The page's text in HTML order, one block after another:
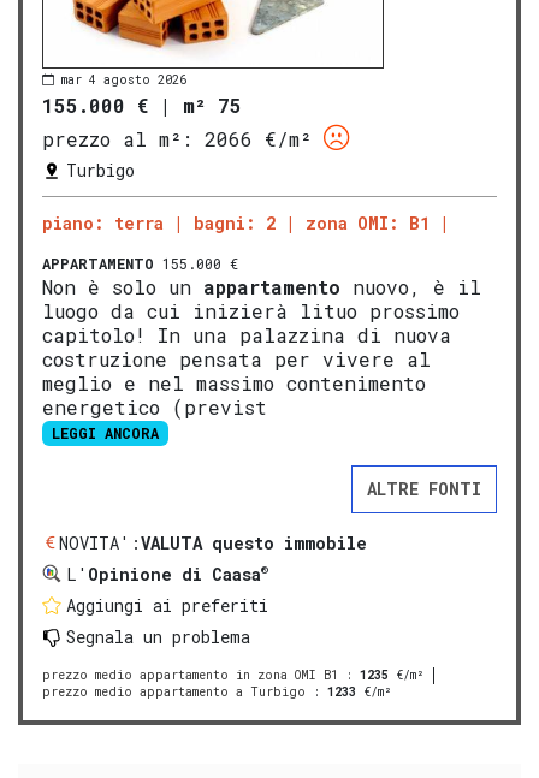
mar 4 agosto 2026
155.000 € | m² 75
prezzo al m²:
2066 €/m²
Turbigo
piano: terra bagni: 2 zona OMI: B1
APPARTAMENTO 155.000 €
Non è solo un appartamento nuovo, è il
luogo da cui inizierà lituo prossimo
capitolo! In una palazzina di nuova
costruzione pensata per vivere al
meglio e nel massimo contenimento
energetico (previst
LEGGI ANCORA
ALTRE FONTI
NOVITA':VALUTA questo immobile
L' Opinione di Caasa®
Aggiungi ai preferiti
Segnala un problema
prezzo medio appartamento in zona OMI B1 : 1235 €/m²
prezzo medio appartamento a Turbigo : 1233 €/m²